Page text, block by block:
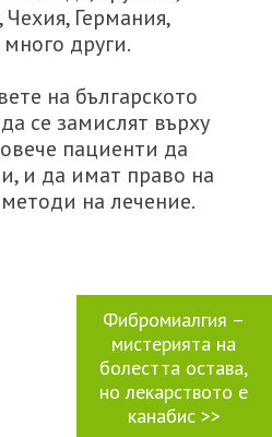
Германия,
други.
на българското
се замислят върху
пациенти да
и да имат право на
на лечение.
Фибромиалгия –
мистерията на
болестта остава,
но лекарството е
канабис >>